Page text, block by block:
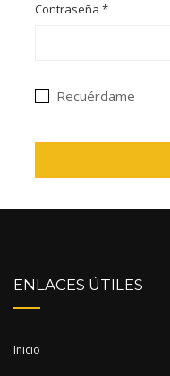
Contraseña *
Recuérdame
ENLACES ÚTILES
Inicio